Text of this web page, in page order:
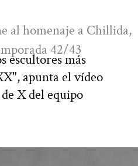
al homenaje a Chillida,
42/43
escultores más
apunta el vídeo
X del equipo